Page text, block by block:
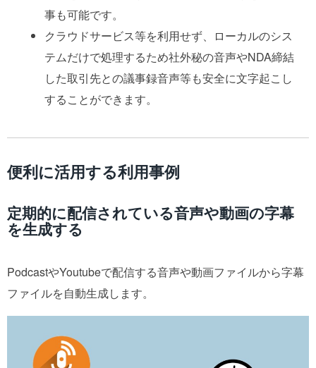
事も可能です。
クラウドサービス等を利用せず、ローカルのシス
テムだけで処理するため社外秘の音声やNDA締結
した取引先との議事録音声等も安全に文字起こし
することができます。
便利に活用する利用事例
定期的に配信されている音声や動画の字幕
を生成する
PodcastやYoutubeで配信する音声や動画ファイルから字幕
ファイルを自動生成します。